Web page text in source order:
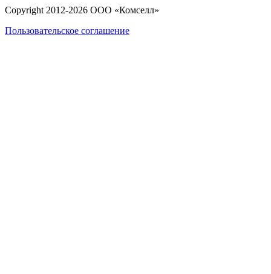
Copyright 2012-2026 ООО «Комселл»
Пользовательское соглашение